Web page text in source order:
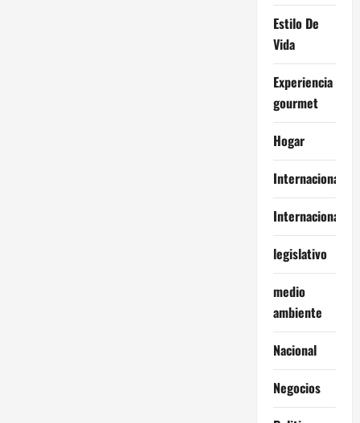
Estilo De
Vida
Experiencia
gourmet
Hogar
Internacional
Internacionales
legislativo
medio
ambiente
Nacional
Negocios